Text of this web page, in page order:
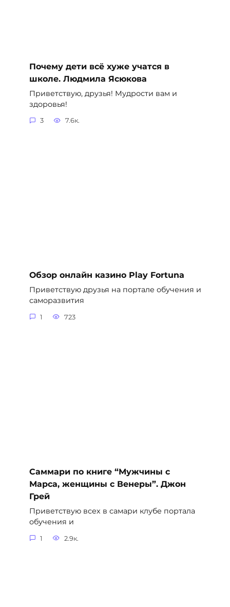
Почему дети всё хуже учатся в
школе. Людмила Ясюкова
Приветствую, друзья! Мудрости вам и
здоровья!
3 7.6к.
Обзор онлайн казино Play Fortuna
Приветствую друзья на портале обучения и
саморазвития
1 723
Саммари по книге “Мужчины с
Марса, женщины с Венеры”. Джон
Грей
Приветствую всех в самари клубе портала
обучения и
1 2.9к.